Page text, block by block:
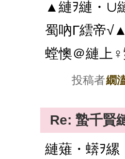
▲縺ｦ縺・∪
蜀吶Γ繧帝
螳懊＠縺上♀
投稿者繝
Re: 蟄千賢
縺薙・蠎ｦ縲